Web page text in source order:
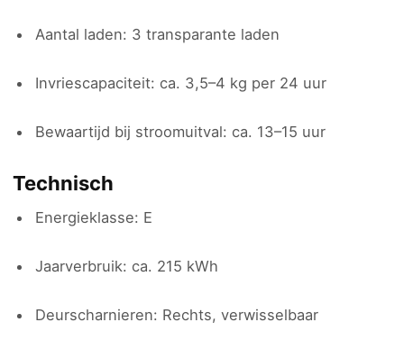
Aantal laden: 3 transparante laden
Invriescapaciteit: ca. 3,5–4 kg per 24 uur
Bewaartijd bij stroomuitval: ca. 13–15 uur
Technisch
Energieklasse: E
Jaarverbruik: ca. 215 kWh
Deurscharnieren: Rechts, verwisselbaar